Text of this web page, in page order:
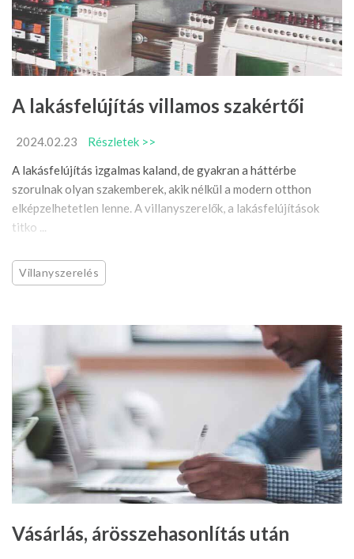
A lakásfelújítás villamos szakértői
2024.02.23
Részletek >>
A lakásfelújítás izgalmas kaland, de gyakran a háttérbe
szorulnak olyan szakemberek, akik nélkül a modern otthon
elképzelhetetlen lenne. A villanyszerelők, a lakásfelújítások
titko ...
Villanyszerelés
Vásárlás, árösszehasonlítás után